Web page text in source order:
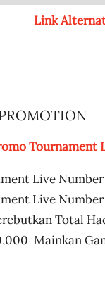
Link
Tournament
Live
Live
Total
Mainkan